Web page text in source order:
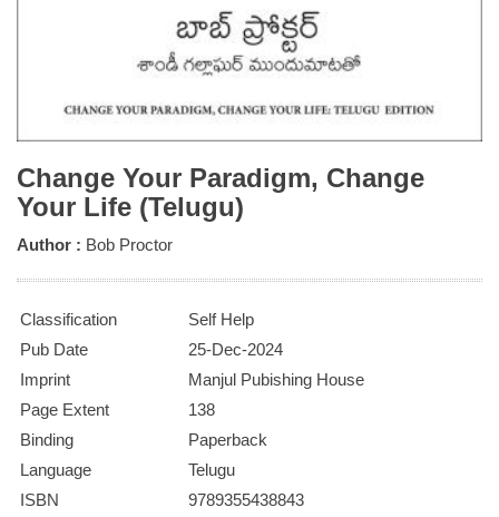
Change Your Paradigm, Change
Your Life (Telugu)
Author : Bob Proctor
Classification
Self Help
Pub Date
25-Dec-2024
Imprint
Manjul Pubishing House
Page Extent
138
Binding
Paperback
Language
Telugu
ISBN
9789355438843